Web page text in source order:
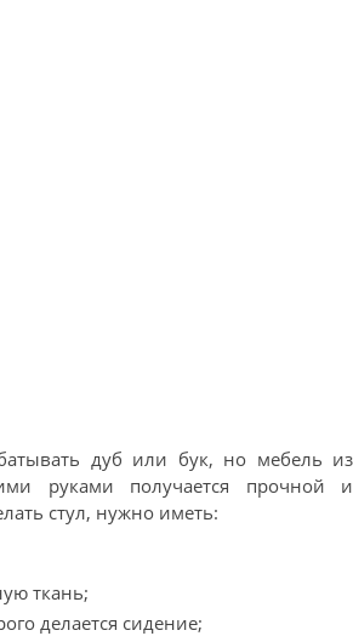
дуб или бук, но мебель из
руками получается прочной и
стул, нужно иметь:
ткань;
делается сидение;